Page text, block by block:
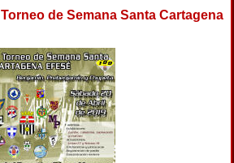
de Semana Santa Cartagena